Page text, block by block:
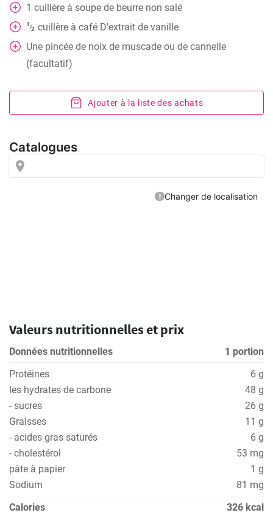
1 cuillère à soupe de beurre non salé
1⁄2 cuillère à café D'extrait de vanille
Une pincée de noix de muscade ou de cannelle
(facultatif)
Ajouter à la liste des achats
Valeurs nutritionnelles et prix
Données nutritionnelles
1 portion
Protéines
6 g
les hydrates de carbone
48 g
- sucres
26 g
Graisses
11 g
- acides gras saturés
6 g
- cholestérol
53 mg
pâte à papier
1 g
Sodium
81 mg
Calories
326 kcal